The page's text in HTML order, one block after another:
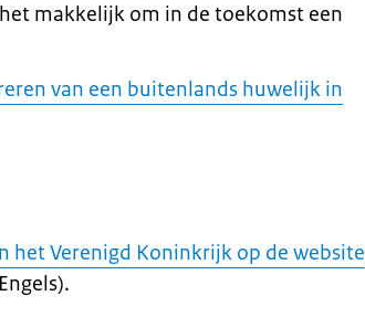
makkelijk om in de toekomst een
van een buitenlands huwelijk in
het Verenigd Koninkrijk op de website